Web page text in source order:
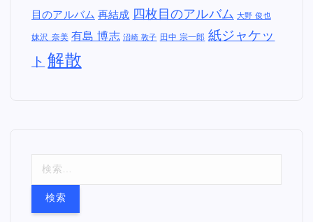
目のアルバム 再結成 四枚目のアルバム 大野 俊也
妹沢 奈美 有島 博志 沼崎 敦子 田中 宗一郎 紙ジャケッ
ト 解散